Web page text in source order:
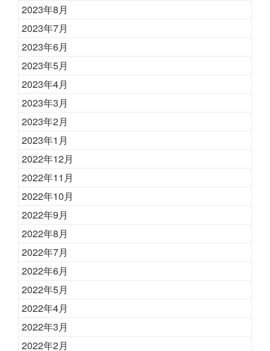
2023年8月
2023年7月
2023年6月
2023年5月
2023年4月
2023年3月
2023年2月
2023年1月
2022年12月
2022年11月
2022年10月
2022年9月
2022年8月
2022年7月
2022年6月
2022年5月
2022年4月
2022年3月
2022年2月